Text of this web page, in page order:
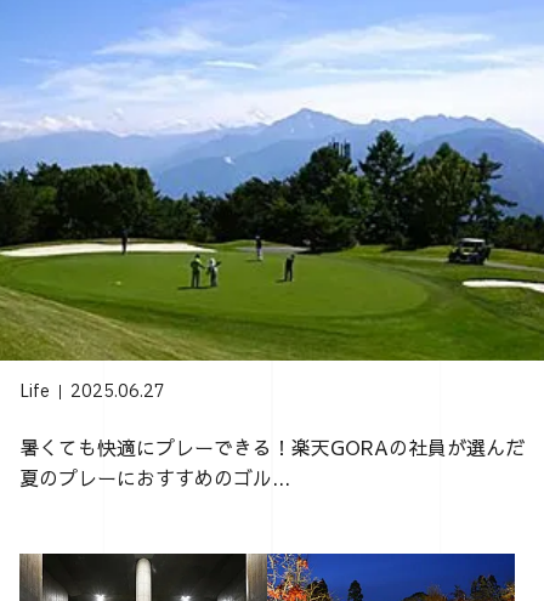
Life 2025.06.27
暑くても快適にプレーできる！楽天GORAの社員が選んだ
夏のプレーにおすすめのゴル...